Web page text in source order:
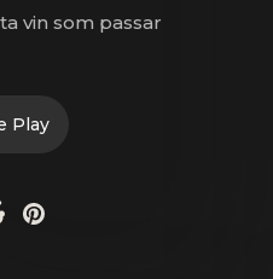
vin som passar
Play